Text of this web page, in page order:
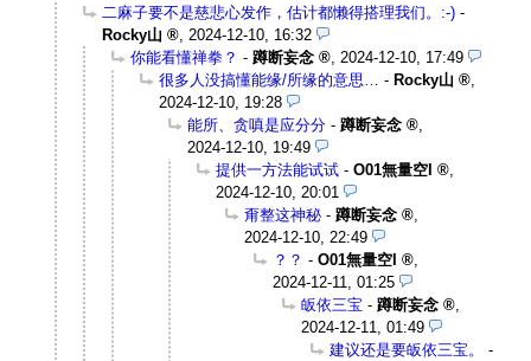
二麻子要不是慈悲心发作，估计都懒得搭理我们。:-) -
Rocky山
2024-12-10, 16:32
你能看懂禅拳？ - 蹲断妄念
2024-12-10, 17:49
很多人没搞懂能缘/所缘的意思…
- Rocky山
2024-12-10, 19:28
能所、贪嗔是应分分 - 蹲断妄念
2024-12-10, 19:49
提供一方法能试试 - O01無量空I
2024-12-10, 20:01
甭整这神秘 - 蹲断妄念
2024-12-10, 22:49
？？ - O01無量空I
2024-12-11, 01:25
皈依三宝 - 蹲断妄念
2024-12-11, 01:49
建议还是要皈依三宝。
-